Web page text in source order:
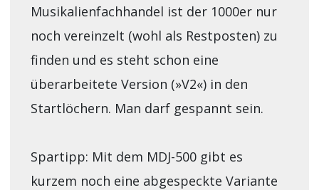
Musikalienfachhandel ist der 1000er nur
noch vereinzelt (wohl als Restposten) zu
finden und es steht schon eine
überarbeitete Version (»V2«) in den
Startlöchern. Man darf gespannt sein.
Spartipp: Mit dem MDJ-500 gibt es
kurzem noch eine abgespeckte Variante